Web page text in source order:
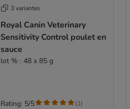
3 variantes
Royal Canin Veterinary
Sensitivity Control poulet en
sauce
lot % : 48 x 85 g
Rating: 5/5 (1)